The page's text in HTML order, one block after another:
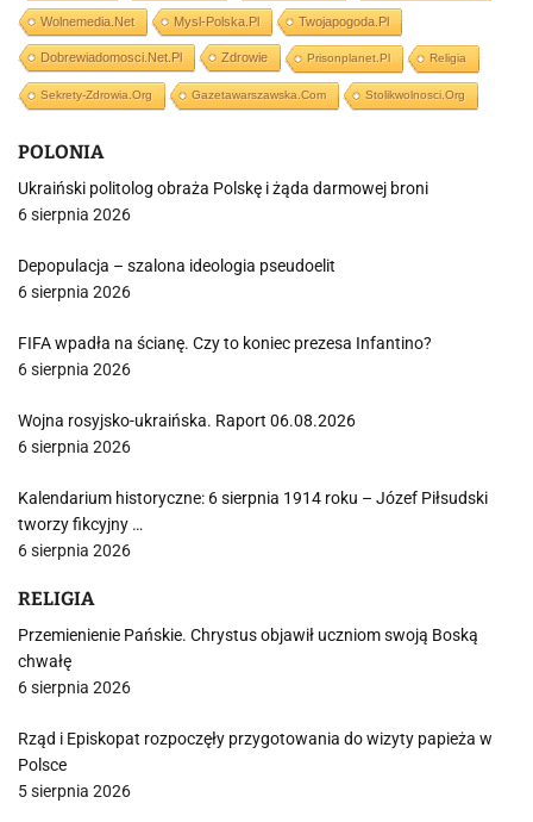
Wolnemedia.net Mysl-Polska.pl Twojapogoda.pl
Dobrewiadomosci.net.pl Zdrowie Prisonplanet.pl Religia
Sekrety-Zdrowia.org Gazetawarszawska.com Stolikwolnosci.org
POLONIA
Ukraiński politolog obraża Polskę i żąda darmowej broni
6 sierpnia 2026
Depopulacja – szalona ideologia pseudoelit
6 sierpnia 2026
FIFA wpadła na ścianę. Czy to koniec prezesa Infantino?
6 sierpnia 2026
Wojna rosyjsko-ukraińska. Raport 06.08.2026
6 sierpnia 2026
Kalendarium historyczne: 6 sierpnia 1914 roku – Józef Piłsudski
tworzy fikcyjny …
6 sierpnia 2026
RELIGIA
Przemienienie Pańskie. Chrystus objawił uczniom swoją Boską
chwałę
6 sierpnia 2026
Rząd i Episkopat rozpoczęły przygotowania do wizyty papieża w
Polsce
5 sierpnia 2026